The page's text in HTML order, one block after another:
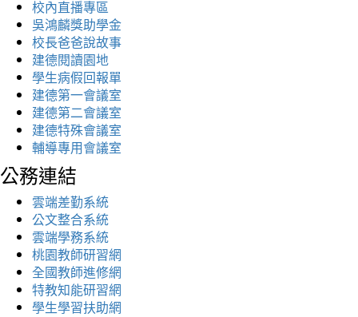
校內直播專區
吳鴻麟獎助學金
校長爸爸說故事
建德閱讀園地
學生病假回報單
建德第一會議室
建德第二會議室
建德特殊會議室
輔導專用會議室
公務連結
雲端差勤系統
公文整合系統
雲端學務系統
桃園教師研習網
全國教師進修網
特教知能研習網
學生學習扶助網